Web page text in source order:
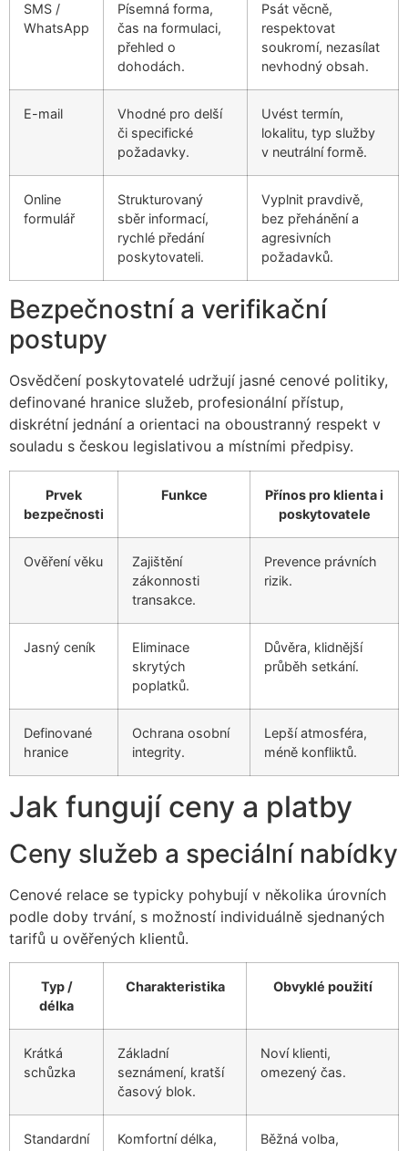
SMS /
WhatsApp
Písemná forma,
čas na formulaci,
přehled o
dohodách.
Psát věcně,
respektovat
soukromí, nezasílat
nevhodný obsah.
E-mail
Vhodné pro delší
či specifické
požadavky.
Uvést termín,
lokalitu, typ služby
v neutrální formě.
Online
formulář
Strukturovaný
sběr informací,
rychlé předání
poskytovateli.
Vyplnit pravdivě,
bez přehánění a
agresivních
požadavků.
Bezpečnostní a verifikační
postupy
Osvědčení poskytovatelé udržují jasné cenové politiky,
definované hranice služeb, profesionální přístup,
diskrétní jednání a orientaci na oboustranný respekt v
souladu s českou legislativou a místními předpisy.
Prvek
bezpečnosti
Funkce
Přínos pro klienta i
poskytovatele
Ověření věku
Zajištění
zákonnosti
transakce.
Prevence právních
rizik.
Jasný ceník
Eliminace
skrytých
poplatků.
Důvěra, klidnější
průběh setkání.
Definované
hranice
Ochrana osobní
integrity.
Lepší atmosféra,
méně konfliktů.
Jak fungují ceny a platby
Ceny služeb a speciální nabídky
Cenové relace se typicky pohybují v několika úrovních
podle doby trvání, s možností individuálně sjednaných
tarifů u ověřených klientů.
Typ /
délka
Charakteristika Obvyklé použití
Krátká
schůzka
Základní
seznámení, kratší
časový blok.
Noví klienti,
omezený čas.
Standardní
Komfortní délka,
Běžná volba,